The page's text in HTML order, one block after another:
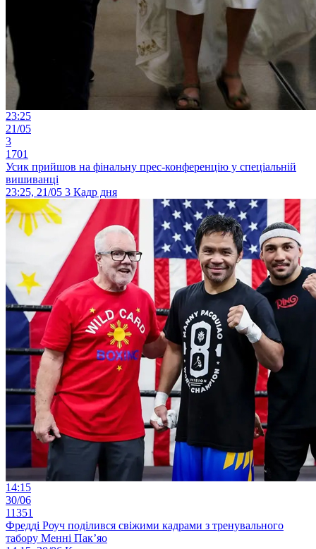
23:25
21/05
3
1701
Усик прийшов на фінальну прес-конференцію у спеціальній
вишиванці
23:25, 21/05 3 Кадр дня
14:15
30/06
11351
Фредді Роуч поділився свіжими кадрами з тренувального
табору Менні Пак’яо